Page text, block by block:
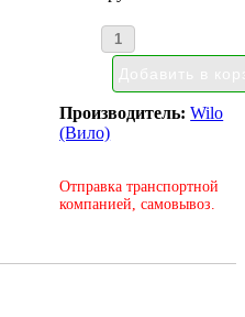
Производитель:Wilo
(Вило)
Отправка транспортной
компанией, самовывоз.